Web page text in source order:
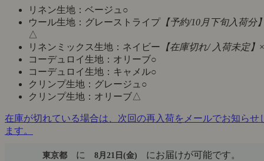
リネン生地：ベージュ ○
ウール生地：グレーストライプ【予約/10月下旬入荷分
△
リネンミックス生地：ネイビー 【在庫切れ/ 入荷未定】 ×
コーデュロイ生地：オリーブ○
コーデュロイ生地：キャメル○
クリンプ生地：グレージュ ○
クリンプ生地：オリーブ△
在庫が切れている場合は、次回の再入荷をメールでお知らせ
ます。
東京都 に 8月21日(金) にお届けが可能です。